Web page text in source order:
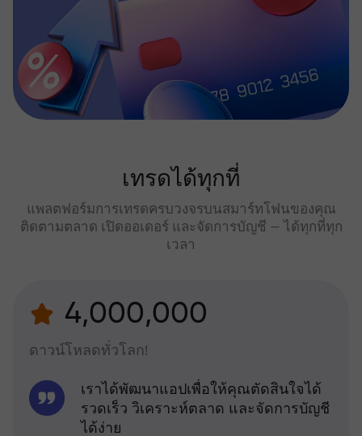
เทรดได้ทุกที่
แพลตฟอร์มการเทรดครบวงจรบนสมาร์ทโฟนของคุณ
ติดตามตลาด เปิดออเดอร์ และจัดการบัญชี — ได้ทุกที่ทุก
เวลา
4,000,000
ดาวน์โหลดทั่วโลก!
เราได้พัฒนาแอปเพื่อให้คุณตัดสินใจได้
รวดเร็ว วิเคราะห์ตลาด และจัดการบัญชี
ได้ง่าย